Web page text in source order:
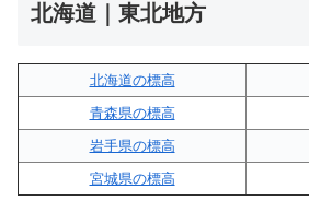
北海道｜東北地方
北海道の標高
青森県の標高
岩手県の標高
宮城県の標高